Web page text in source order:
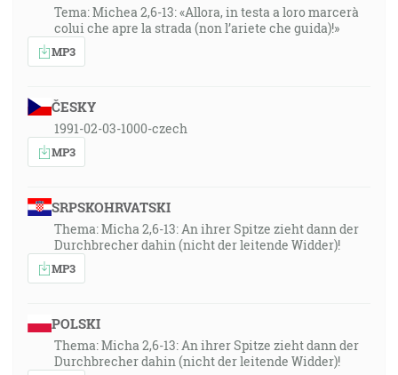
Tema: Michea 2,6-13: «Allora, in testa a loro marcerà
colui che apre la strada (non l’ariete che guida)!»
MP3
ČESKY
1991-02-03-1000-czech
MP3
SRPSKOHRVATSKI
Thema: Micha 2,6-13: An ihrer Spitze zieht dann der
Durchbrecher dahin (nicht der leitende Widder)!
MP3
POLSKI
Thema: Micha 2,6-13: An ihrer Spitze zieht dann der
Durchbrecher dahin (nicht der leitende Widder)!